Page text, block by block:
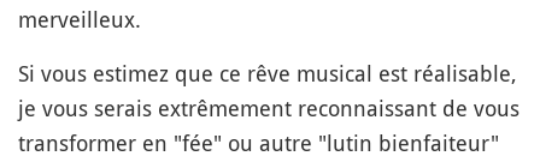
merveilleux.
Si vous estimez que ce rêve musical est réalisable,
je vous serais extrêmement reconnaissant de vous
transformer en "fée" ou autre "lutin bienfaiteur"